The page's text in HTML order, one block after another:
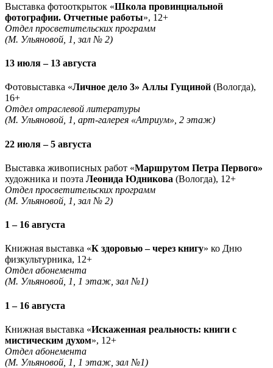
Выставка фотооткрыток «Школа провинциальной
фотографии. Отчетные работы», 12+
Отдел просветительских программ
(М. Ульяновой, 1, зал № 2)
13 июля – 13 августа
Фотовыставка «Личное дело 3» Аллы Гущиной (Вологда),
16+
Отдел отраслевой литературы
(М. Ульяновой, 1, арт-галерея «Атриум», 2 этаж)
22 июля – 5 августа
Выставка живописных работ «Маршрутом Петра Первого»
художника и поэта Леонида Юдникова (Вологда), 12+
Отдел просветительских программ
(М. Ульяновой, 1, зал № 2)
1 – 16 августа
Книжная выставка «К здоровью – через книгу» ко Дню
физкультурника, 12+
Отдел абонемента
(М. Ульяновой, 1, 1 этаж, зал №1)
1 – 16 августа
Книжная выставка «Искаженная реальность: книги с
мистическим духом», 12+
Отдел абонемента
(М. Ульяновой, 1, 1 этаж, зал №1)